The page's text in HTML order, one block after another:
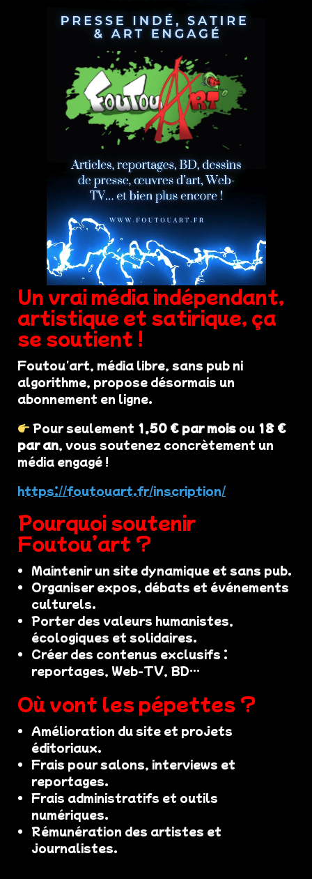
Un vrai média indépendant,
artistique et satirique, ça
se soutient !
Foutou'art, média libre, sans pub ni
algorithme, propose désormais un
abonnement en ligne.
Pour seulement 1,50 € par mois ou 18 €
par an, vous soutenez concrètement un
média engagé !
https://foutouart.fr/inscription/
Pourquoi soutenir
Foutou’art ?
Maintenir un site dynamique et sans pub.
Organiser expos, débats et événements
culturels.
Porter des valeurs humanistes,
écologiques et solidaires.
Créer des contenus exclusifs :
reportages, Web-TV, BD…
Où vont les pépettes ?
Amélioration du site et projets
éditoriaux.
Frais pour salons, interviews et
reportages.
Frais administratifs et outils
numériques.
Rémunération des artistes et
journalistes.